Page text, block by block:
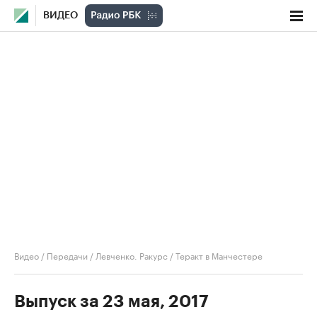
ВИДЕО
Видео / Передачи / Левченко. Ракурс /Теракт в Манчестере
Выпуск за 23 мая, 2017